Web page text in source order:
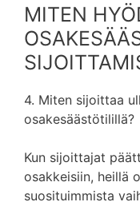
MITEN
4. Miten sijoittaa
osakesäästötilillä?
Kun sijoittajat
osakkeisiin, heillä
suosituimmista